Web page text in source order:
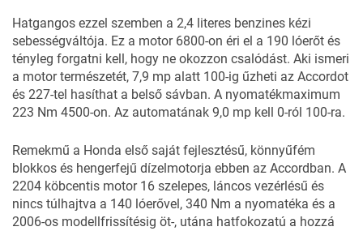
Hatgangos ezzel szemben a 2,4 literes benzines kézi
sebességváltója. Ez a motor 6800-on éri el a 190 lóerőt és
tényleg forgatni kell, hogy ne okozzon csalódást. Aki ismeri
a motor természetét, 7,9 mp alatt 100-ig űzheti az Accordot
és 227-tel hasíthat a belső sávban. A nyomatékmaximum
223 Nm 4500-on. Az automatának 9,0 mp kell 0-ról 100-ra.
Remekmű a Honda első saját fejlesztésű, könnyűfém
blokkos és hengerfejű dízelmotorja ebben az Accordban. A
2204 köbcentis motor 16 szelepes, láncos vezérlésű és
nincs túlhajtva a 140 lóerővel, 340 Nm a nyomatéka és a
2006-os modellfrissítésig öt-, utána hatfokozatú a hozzá